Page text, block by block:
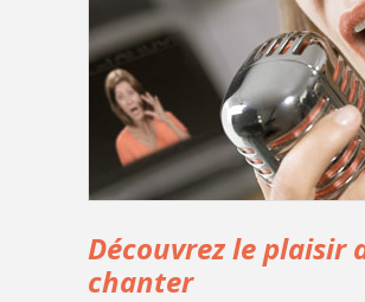
Découvrez le plaisir
chanter